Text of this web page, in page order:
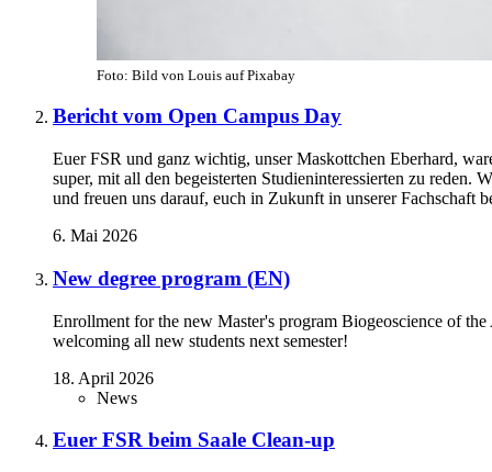
Foto: Bild von Louis auf Pixabay
Bericht vom Open Campus Day
Euer FSR und ganz wichtig, unser Maskottchen Eberhard,
super, mit all den begeisterten Studieninteressierten zu reden.
und freuen uns darauf, euch in Zukunft in unserer Fachschaft
6. Mai 2026
New degree program (EN)
Enrollment for the new Master's program Biogeoscience of
welcoming all new students next semester!
18. April 2026
News
Euer FSR beim Saale Clean-up